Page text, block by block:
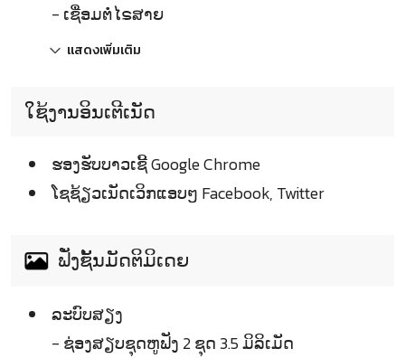
- ເຊື່ອມຕໍ່ໄຣສາຍ
แสดงเพิ่มเติม
ໃຊ້ງານອິນເຕີເນັດ
ຮອງຮັບບາວເຊີ້ Google Chrome
ໂຊຊ້ຽວເນັດເວິກແອບໆ Facebook, Twitter
ຟັ່ງຊັ້ນມັດຕິມິເດຍ
ລະບົບສຽງ
- ຊ່ອງສຽບຊຸດຫູຟັງ 2 ຊຸດ 3.5 ມິລິເມັດ